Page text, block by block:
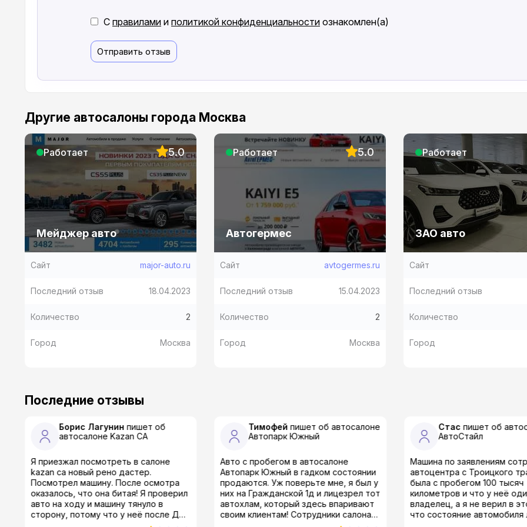
С правилами и политикой конфиденциальности ознакомлен(а)
Отправить отзыв
Другие автосалоны города Москва
Работает 5.0
Мейджер авто
Сайт major-auto.ru
Последний отзыв 18.04.2023
Количество 2
Город Москва
Работает 5.0
Автогермес
Сайт avtogermes.ru
Последний отзыв 15.04.2023
Количество 2
Город Москва
Работает
ЗАО авто
Сайт
Последний отзыв
Количество
Город
Последние отзывы
Борис Лагунинпишет об
автосалоне Kazan CA
Я приезжал посмотреть в салоне
kazan ca новый рено дастер.
Посмотрел машину. После осмотра
оказалось, что она битая! Я проверил
авто на ходу и машину тянуло в
сторону, потому что у неё после ДТП
был повреждён кузов и была
Тимофей пишет об автосалоне
Автопарк Южный
Авто с пробегом в автосалоне
Автопарк Южный в гадком состоянии
продаются. Уж поверьте мне, я был у
них на Гражданской 1д и лицезрел тот
автохлам, который здесь впаривают
своим клиентам! Сотрудники салона
мне ещё желали впарить по дешёвке
Стас пишет об
АвтоСтайл
Машина по заявлениям
автоцентра с Троицкого
была с пробегом 100 тысяч
километров и что у неё
владелец, а я не верил в
что состояние автомобиля